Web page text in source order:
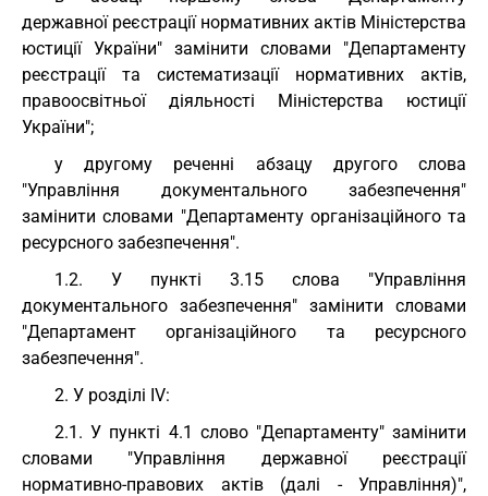
державної реєстрації нормативних актів Міністерства
юстиції України" замінити словами "Департаменту
реєстрації та систематизації нормативних актів,
правоосвітньої діяльності Міністерства юстиції
України";
у другому реченні абзацу другого слова
"Управління документального забезпечення"
замінити словами "Департаменту організаційного та
ресурсного забезпечення".
1.2. У пункті 3.15 слова "Управління
документального забезпечення" замінити словами
"Департамент організаційного та ресурсного
забезпечення".
2. У розділі IV:
2.1. У пункті 4.1 слово "Департаменту" замінити
словами "Управління державної реєстрації
нормативно-правових актів (далі - Управління)",